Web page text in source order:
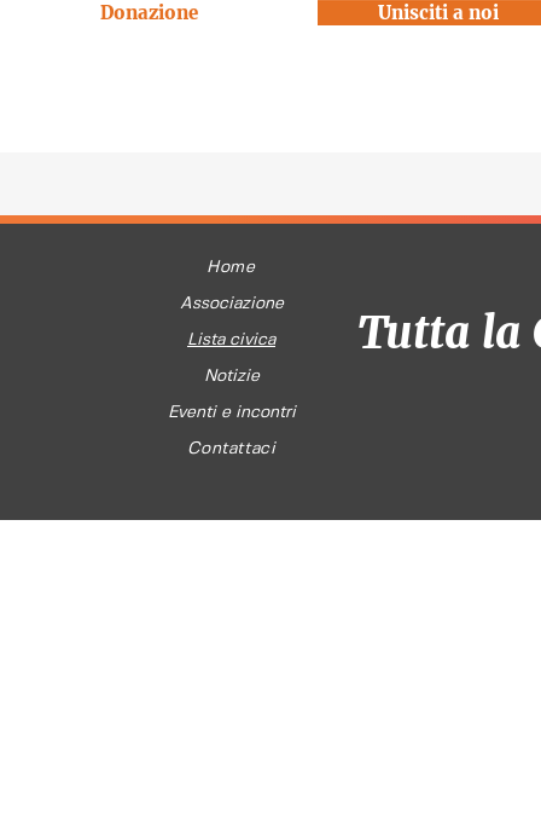
Donazione Unisciti a noi
Home
Associazione
Lista civica
Notizie
Eventi e incontri
Contattaci
Tutta la